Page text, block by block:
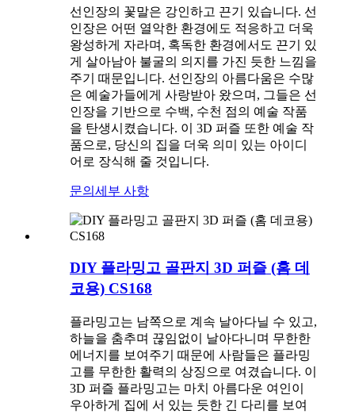
선인장의 꽃말은 강인하고 끈기 있습니다. 선
인장은 어떤 열악한 환경에도 적응하고 더욱
왕성하게 자라며, 혹독한 환경에서도 끈기 있
게 살아남아 불굴의 의지를 가진 듯한 느낌을
주기 때문입니다. 선인장의 아름다움은 수많
은 예술가들에게 사랑받아 왔으며, 그들은 선
인장을 기반으로 수백, 수천 점의 예술 작품
을 탄생시켰습니다. 이 3D 퍼즐 또한 예술 작
품으로, 당신의 집을 더욱 의미 있는 아이디
어로 장식해 줄 것입니다.
문의 세부 사항
DIY 플라밍고 골판지 3D 퍼즐 (홈 데
코용) CS168
플라밍고는 남쪽으로 계속 날아다닐 수 있고,
하늘을 춤추며 끊임없이 날아다니며 무한한
에너지를 보여주기 때문에 사람들은 플라밍
고를 무한한 활력의 상징으로 여겼습니다. 이
3D 퍼즐 플라밍고는 마치 아름다운 여인이
우아하게 집에 서 있는 듯한 긴 다리를 보여